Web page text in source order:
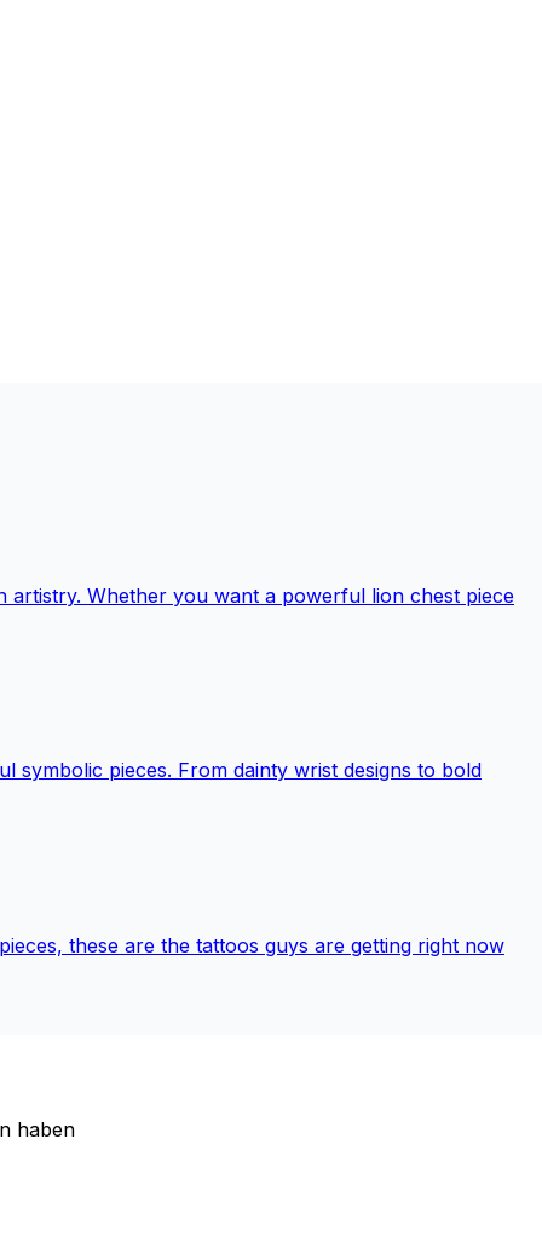
artistry. Whether you want a powerful lion chest piece
symbolic pieces. From dainty wrist designs to bold
these are the tattoos guys are getting right now
haben